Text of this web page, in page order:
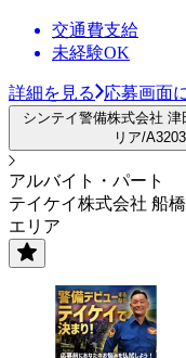
交通費支給
未経験OK
詳細を見る 応募画面
シンテイ警備株式会社
リア/
アルバイト・パート
テイケイ株式会社 船
エリア